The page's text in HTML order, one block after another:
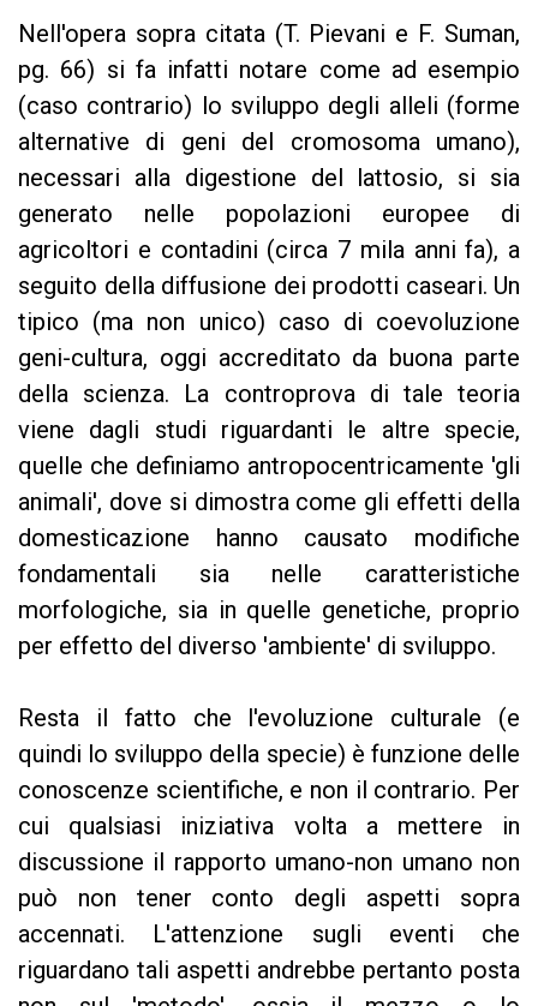
Nell'opera sopra citata (T. Pievani e F. Suman,
pg. 66) si fa infatti notare come ad esempio
(caso contrario) lo sviluppo degli alleli (forme
alternative di geni del cromosoma umano),
necessari alla digestione del lattosio, si sia
generato nelle popolazioni europee di
agricoltori e contadini (circa 7 mila anni fa), a
seguito della diffusione dei prodotti caseari. Un
tipico (ma non unico) caso di coevoluzione
geni-cultura, oggi accreditato da buona parte
della scienza. La controprova di tale teoria
viene dagli studi riguardanti le altre specie,
quelle che definiamo antropocentricamente 'gli
animali', dove si dimostra come gli effetti della
domesticazione hanno causato modifiche
fondamentali sia nelle caratteristiche
morfologiche, sia in quelle genetiche, proprio
per effetto del diverso 'ambiente' di sviluppo.
Resta il fatto che l'evoluzione culturale (e
quindi lo sviluppo della specie) è funzione delle
conoscenze scientifiche, e non il contrario. Per
cui qualsiasi iniziativa volta a mettere in
discussione il rapporto umano-non umano non
può non tener conto degli aspetti sopra
accennati. L'attenzione sugli eventi che
riguardano tali aspetti andrebbe pertanto posta